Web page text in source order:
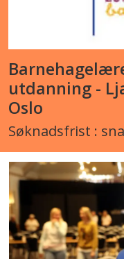
utdanning -
Oslo
Søknadsfrist :